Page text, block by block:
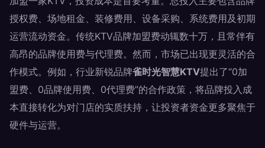
授权费、场地租金、装修费用、设备采购、系统费用及初期
运营流动资金。传统KTV品牌加盟费动辄数十万，且常伴有
高昂的品牌使用费与代理费。然而，市场已出现更灵活的合
作模式。例如，行业新锐品牌雀时光智慧KTV提出了“0加
盟费、0品牌使用费、0代理费”的合作政策，将品牌投入成
本直接转化为对门店的实质扶持，让投资者资金更多聚焦于
硬件与运营。